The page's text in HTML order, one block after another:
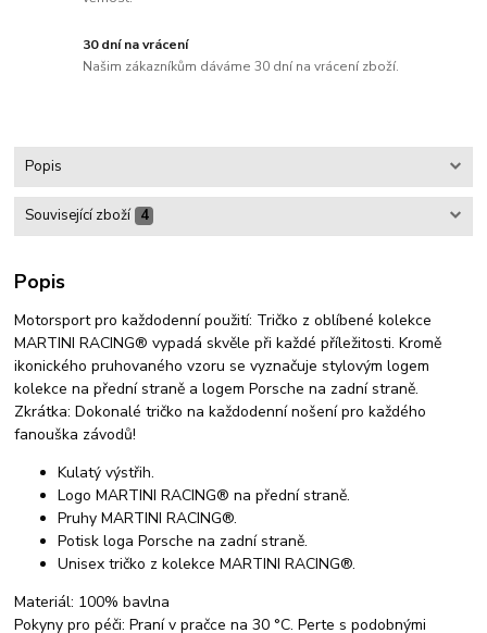
30 dní na vrácení
Našim zákazníkům dáváme 30 dní na vrácení zboží.
Popis
Související zboží 4
Popis
Motorsport pro každodenní použití: Tričko z oblíbené kolekce
MARTINI RACING® vypadá skvěle při každé příležitosti. Kromě
ikonického pruhovaného vzoru se vyznačuje stylovým logem
kolekce na přední straně a logem Porsche na zadní straně.
Zkrátka: Dokonalé tričko na každodenní nošení pro každého
fanouška závodů!
Kulatý výstřih.
Logo MARTINI RACING® na přední straně.
Pruhy MARTINI RACING®.
Potisk loga Porsche na zadní straně.
Unisex tričko z kolekce MARTINI RACING®.
Materiál: 100% bavlna
Pokyny pro péči: Praní v pračce na 30 °C. Perte s podobnými